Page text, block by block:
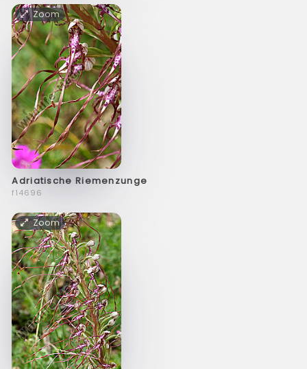
Zoom
Adriatische Riemenzunge
f14696
Zoom